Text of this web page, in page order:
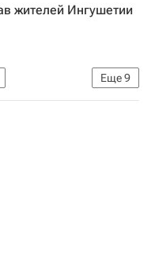
жителей Ингушетии
Еще9
Весь мир